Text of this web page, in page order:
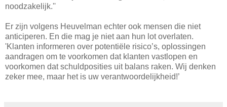
noodzakelijk.''
Er zijn volgens Heuvelman echter ook mensen die niet
anticiperen. En die mag je niet aan hun lot overlaten.
'Klanten informeren over potentiële risico’s, oplossingen
aandragen om te voorkomen dat klanten vastlopen en
voorkomen dat schuldposities uit balans raken. Wij denken
zeker mee, maar het is uw verantwoordelijkheid!’